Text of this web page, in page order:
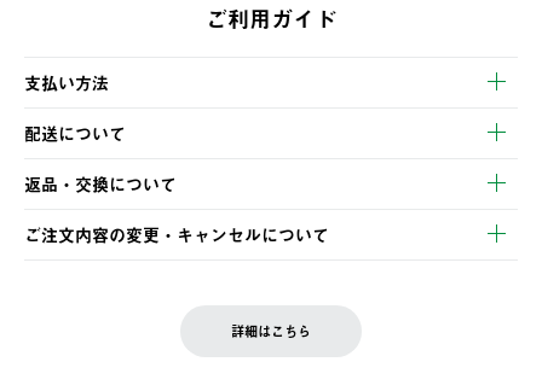
ご利用ガイド
支払い方法
以下のいずれかの方法でお支払いいただけます。
・クレジットカード決済
・コンビニ決済
・Pay-easy決済
配送について
【発送スケジュール】
ご注文・ご入金完了より2営業日以内に商品を発送いたします。
土日祝の発送はございませんので、木曜日以降のご注文は週明け
の発送となる場合がございます。
返品・交換について
※お客様都合の場合
お客様都合の返品にかかる送料は、お客様ご負担とさせていただ
ご注文内容の変更・キャンセルについて
LOGOS FAMILY会員の方は、会員マイページ内 購入履歴画面に
詳細はこちら